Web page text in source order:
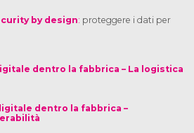
by design: proteggere i dati per
dentro la fabbrica – La logistica
dentro la fabbrica –